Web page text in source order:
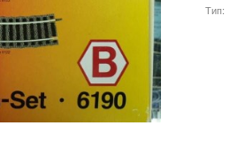
Тип